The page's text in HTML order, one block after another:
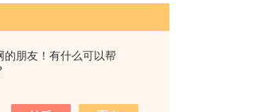
的朋友！有什么可以帮